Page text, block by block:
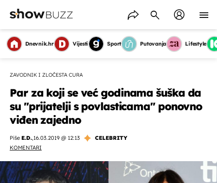
Dnevnik.hr Vijesti Sport Putovanja Lifestyle
ZAVODNIK I ZLOČESTA CURA
Par za koji se već godinama šuška da
su "prijatelji s povlasticama" ponovno
viđen zajedno
Piše E.D.,16.03.2019 @ 12:13
CELEBRITY
KOMENTARI